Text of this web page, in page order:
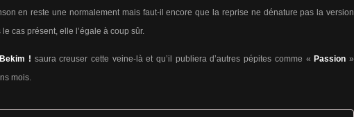
en reste une normalement mais faut-il encore que la reprise ne dénature pas la version
cas présent, elle l’égale à coup sûr.
Bekim ! saura creuser cette veine-là et qu’il publiera d’autres pépites comme « Passion »
mois.